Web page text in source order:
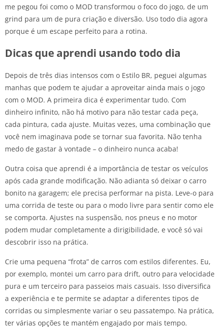
me pegou foi como o MOD transformou o foco do jogo, de um
grind para um de pura criação e diversão. Uso todo dia agora
porque é um escape perfeito para a rotina.
Dicas que aprendi usando todo dia
Depois de três dias intensos com o Estilo BR, peguei algumas
manhas que podem te ajudar a aproveitar ainda mais o jogo
com o MOD. A primeira dica é experimentar tudo. Com
dinheiro infinito, não há motivo para não testar cada peça,
cada pintura, cada ajuste. Muitas vezes, uma combinação que
você nem imaginava pode se tornar sua favorita. Não tenha
medo de gastar à vontade – o dinheiro nunca acaba!
Outra coisa que aprendi é a importância de testar os veículos
após cada grande modificação. Não adianta só deixar o carro
bonito na garagem; ele precisa performar na pista. Leve-o para
uma corrida de teste ou para o modo livre para sentir como ele
se comporta. Ajustes na suspensão, nos pneus e no motor
podem mudar completamente a dirigibilidade, e você só vai
descobrir isso na prática.
Crie uma pequena “frota” de carros com estilos diferentes. Eu,
por exemplo, montei um carro para drift, outro para velocidade
pura e um terceiro para passeios mais casuais. Isso diversifica
a experiência e te permite se adaptar a diferentes tipos de
corridas ou simplesmente variar o seu passatempo. Na prática,
ter várias opções te mantém engajado por mais tempo.